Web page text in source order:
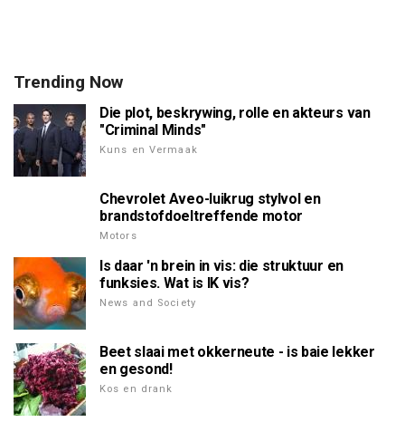
Trending Now
Die plot, beskrywing, rolle en akteurs van
"Criminal Minds"
Kuns en Vermaak
Chevrolet Aveo-luikrug stylvol en
brandstofdoeltreffende motor
Motors
Is daar 'n brein in vis: die struktuur en
funksies. Wat is IK vis?
News and Society
Beet slaai met okkerneute - is baie lekker
en gesond!
Kos en drank